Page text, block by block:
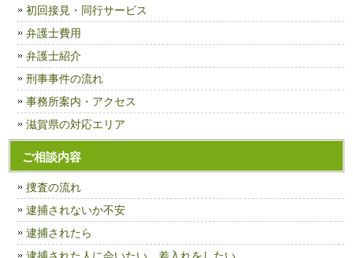
初回接見・同行サービス
弁護士費用
弁護士紹介
刑事事件の流れ
事務所案内・アクセス
滋賀県の対応エリア
ご相談内容
捜査の流れ
逮捕されないか不安
逮捕されたら